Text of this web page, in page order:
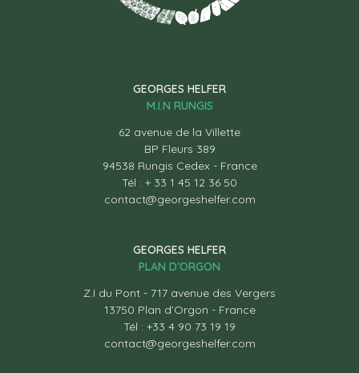
GEORGES HELFER
M.I.N RUNGIS
62 avenue de la Villette
BP Fleurs 389
94538 Rungis Cedex - France
Tél : + 33 1 45 12 36 50
contact@georgeshelfer.com
GEORGES HELFER
PLAN D’ORGON
Z.I du Pont - 717 avenue des Vergers
13750 Plan d’Orgon - France
Tél : +33 4 90 73 19 19
contact@georgeshelfer.com